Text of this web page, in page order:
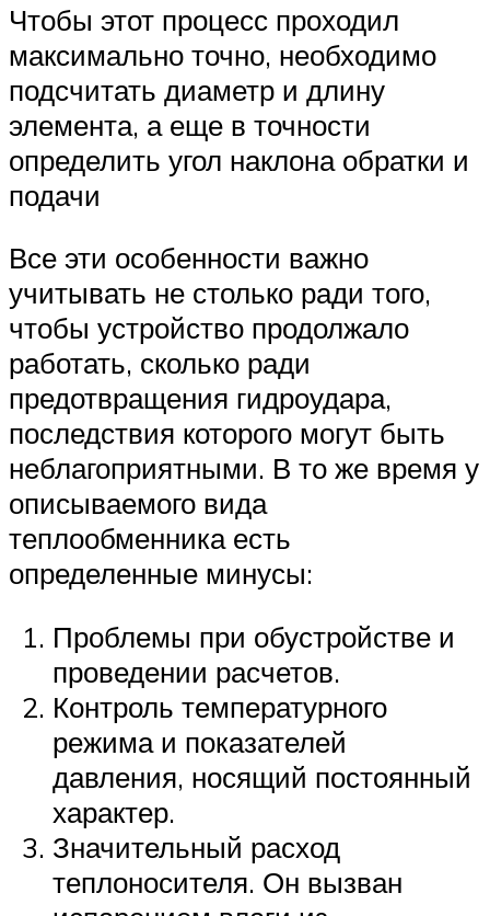
Чтобы этот процесс проходил
максимально точно, необходимо
подсчитать диаметр и длину
элемента, а еще в точности
определить угол наклона обратки и
подачи
Все эти особенности важно
учитывать не столько ради того,
чтобы устройство продолжало
работать, сколько ради
предотвращения гидроудара,
последствия которого могут быть
неблагоприятными. В то же время у
описываемого вида
теплообменника есть
определенные минусы:
Проблемы при обустройстве и
проведении расчетов.
Контроль температурного
режима и показателей
давления, носящий постоянный
характер.
Значительный расход
теплоносителя. Он вызван